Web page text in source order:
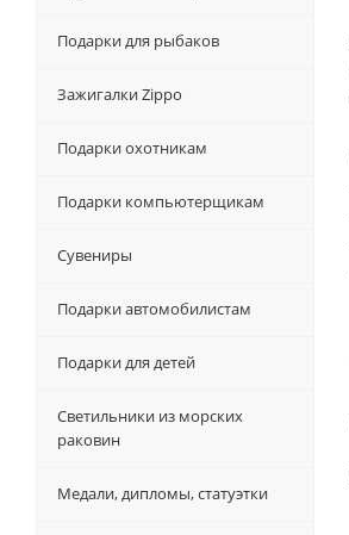
Подарки для рыбаков
Зажигалки Zippo
Подарки охотникам
Подарки компьютерщикам
Сувениры
Подарки автомобилистам
Подарки для детей
Светильники из морских
раковин
Медали, дипломы, статуэтки